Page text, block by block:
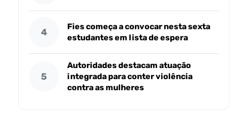
4
Fies começa a convocar nesta sexta
estudantes em lista de espera
5
Autoridades destacam atuação
integrada para conter violência
contra as mulheres